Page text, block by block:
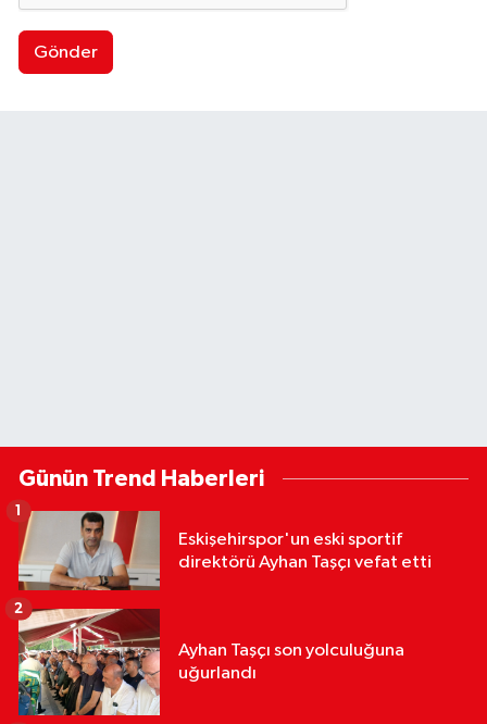
Gönder
Günün Trend Haberleri
Eskişehirspor'un eski sportif
direktörü Ayhan Taşçı vefat etti
1
Ayhan Taşçı son yolculuğuna
uğurlandı
2